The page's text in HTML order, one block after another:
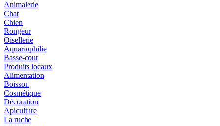
Animalerie
Chat
Chien
Rongeur
Oisellerie
Aquariophilie
Basse-cour
Produits locaux
Alimentation
Boisson
Cosmétique
Décoration
Apiculture
La ruche